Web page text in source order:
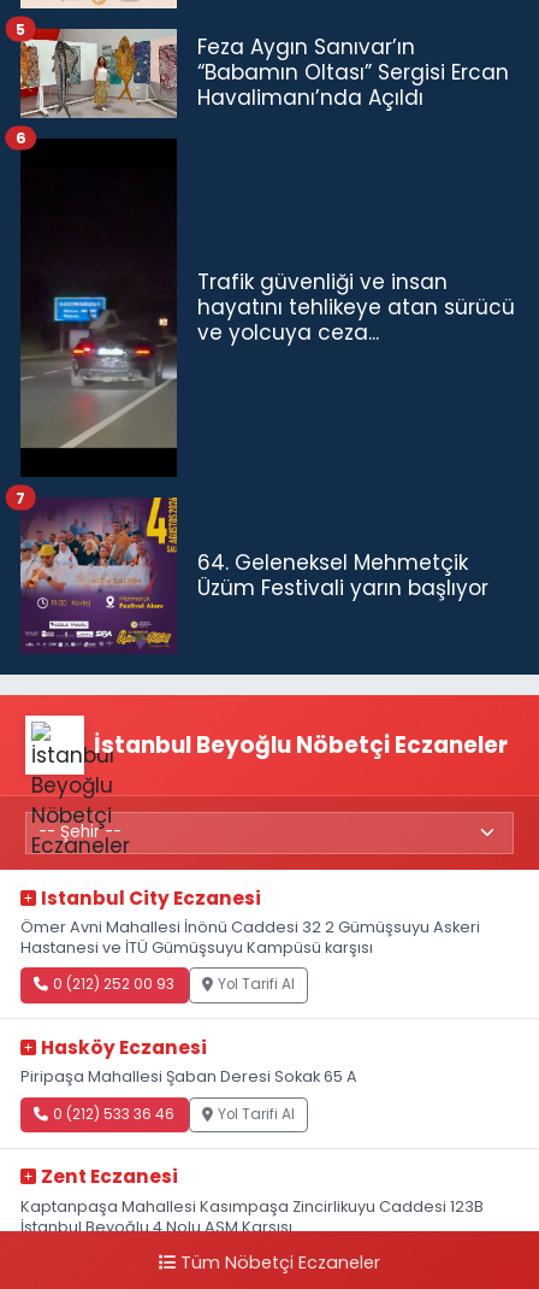
Feza Aygın Sanıvar’ın
“Babamın Oltası” Sergisi Ercan
Havalimanı’nda Açıldı
5
Trafik güvenliği ve insan
hayatını tehlikeye atan sürücü
ve yolcuya ceza...
6
64. Geleneksel Mehmetçik
Üzüm Festivali yarın başlıyor
7
İstanbul Beyoğlu Nöbetçi Eczaneler
Istanbul City Eczanesi
Ömer Avni Mahallesi İnönü Caddesi 32 2 Gümüşsuyu Askeri
Hastanesi ve İTÜ Gümüşsuyu Kampüsü karşısı
0 (212) 252 00 93 Yol Tarifi Al
Hasköy Eczanesi
Piripaşa Mahallesi Şaban Deresi Sokak 65 A
0 (212) 533 36 46 Yol Tarifi Al
Zent Eczanesi
Kaptanpaşa Mahallesi Kasımpaşa Zincirlikuyu Caddesi 123B
İstanbul Beyoğlu 4 Nolu ASM Karşısı
0 (212) 297 96 92 Yol Tarifi Al
Tüm Nöbetçi Eczaneler